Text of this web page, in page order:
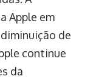
Apple em
de
continue
da